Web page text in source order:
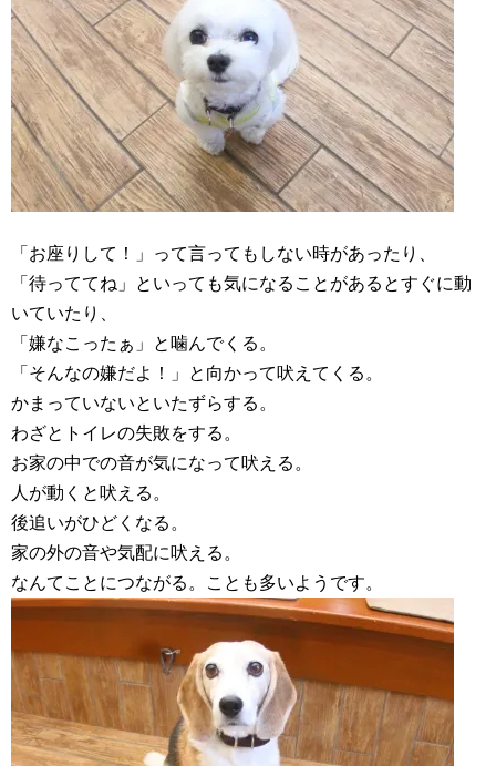
「お座りして！」って言ってもしない時があったり、
「待っててね」といっても気になることがあるとすぐに動
いていたり、
「嫌なこったぁ」と噛んでくる。
「そんなの嫌だよ！」と向かって吠えてくる。
かまっていないといたずらする。
わざとトイレの失敗をする。
お家の中での音が気になって吠える。
人が動くと吠える。
後追いがひどくなる。
家の外の音や気配に吠える。
なんてことにつながる。ことも多いようです。